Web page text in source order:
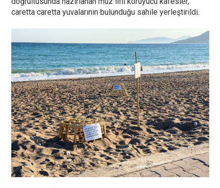
caretta caretta yuvalarının bulunduğu sahile yerleştirildi.